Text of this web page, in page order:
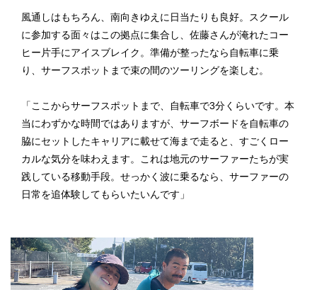
風通しはもちろん、南向きゆえに日当たりも良好。スクール
に参加する面々はこの拠点に集合し、佐藤さんが淹れたコー
ヒー片手にアイスブレイク。準備が整ったなら自転車に乗
り、サーフスポットまで束の間のツーリングを楽しむ。
「ここからサーフスポットまで、自転車で3分くらいです。本
当にわずかな時間ではありますが、サーフボードを自転車の
脇にセットしたキャリアに載せて海まで走ると、すごくロー
カルな気分を味わえます。これは地元のサーファーたちが実
践している移動手段。せっかく波に乗るなら、サーファーの
日常を追体験してもらいたいんです」